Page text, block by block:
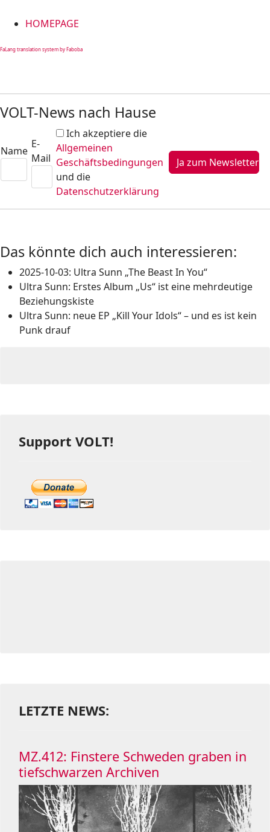
HOMEPAGE
FaLang translation system by Faboba
VOLT-News nach Hause
Name
E-
Mail
Ich akzeptiere die
Allgemeinen
Geschäftsbedingungen
und die
Datenschutzerklärung
Das könnte dich auch interessieren:
2025-10-03: Ultra Sunn „The Beast In You“
Ultra Sunn: Erstes Album „Us“ ist eine mehrdeutige
Beziehungskiste
Ultra Sunn: neue EP „Kill Your Idols“ – und es ist kein
Punk drauf
Support VOLT!
LETZTE NEWS:
MZ.412: Finstere Schweden graben in
tiefschwarzen Archiven